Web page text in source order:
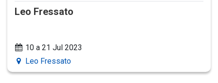
Leo Fressato
10 a 21 Jul 2023
Leo Fressato